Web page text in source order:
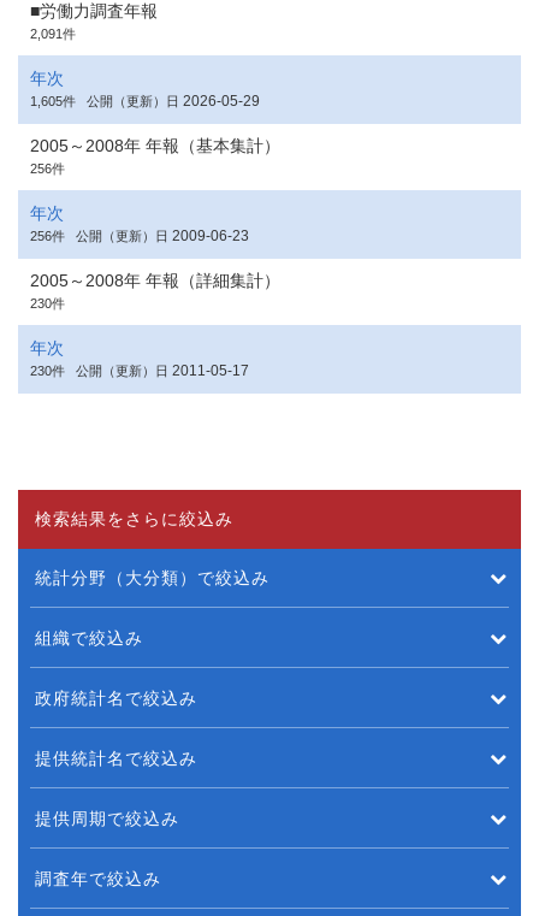
■労働力調査年報
2,091件
年次
1,605件 公開（更新）日 2026-05-29
2005～2008年 年報（基本集計）
256件
年次
256件 公開（更新）日 2009-06-23
2005～2008年 年報（詳細集計）
230件
年次
230件 公開（更新）日 2011-05-17
検索結果をさらに絞込み
統計分野（大分類）で絞込み
組織で絞込み
政府統計名で絞込み
提供統計名で絞込み
提供周期で絞込み
調査年で絞込み